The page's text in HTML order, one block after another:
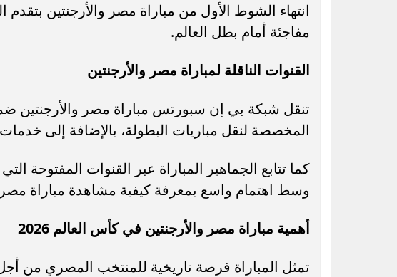
انتهاء الشوط الأول من مباراة مصر والأرجنتين
مفاجئة أمام بطل العالم.
القنوات الناقلة لمباراة مصر والأرجنتين
المخصصة لنقل مباريات البطولة، بالإضافة إلى
كما تتابع الجماهير المباراة عبر القنوات المفتوحة
وسط اهتمام واسع بمعرفة كيفية مشاهدة مباراة مصر
أهمية مباراة مصر والأرجنتين في كأس العالم 2026
تمثل المباراة فرصة تاريخية للمنتخب المصري من